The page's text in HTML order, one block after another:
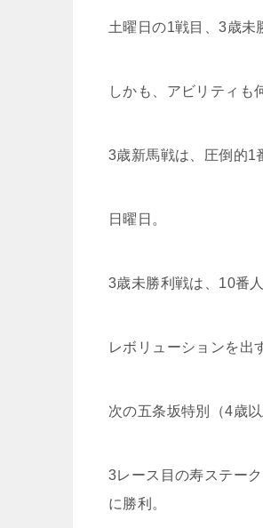
土曜日の1戦目、3歳未
しかも、アビリティも
3歳新馬戦は、圧倒的1
日曜日。
3歳未勝利戦は、10番
レボリューションを出
次の五条坂特別（4歳
3レース目の寿ステー
に勝利。